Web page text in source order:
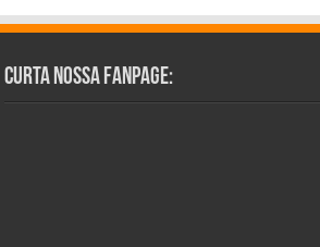
Curta Nossa Fanpage: